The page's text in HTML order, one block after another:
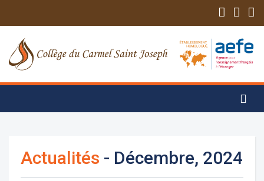
Actualités - Décembre, 2024